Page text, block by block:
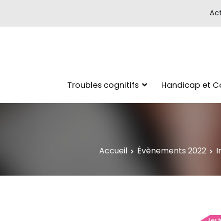
Troubles cognitifs Handicap et
Accueil Évènements 2022